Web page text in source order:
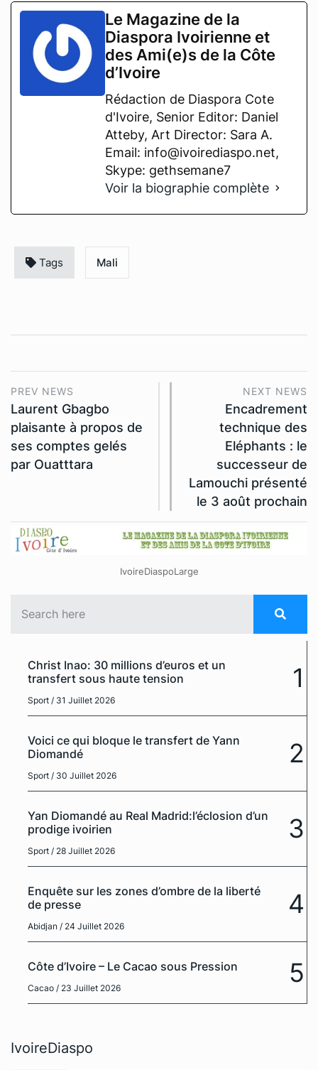
Le Magazine de la
Diaspora Ivoirienne et
des Ami(e)s de la Côte
d’Ivoire
Rédaction de Diaspora Cote
d'Ivoire, Senior Editor: Daniel
Atteby, Art Director: Sara A.
Email: info@ivoirediaspo.net,
Skype: gethsemane7
Voir la biographie complète
Tags Mali
PREV NEWS
Laurent Gbagbo
plaisante à propos de
ses comptes gelés
par Ouatttara
NEXT NEWS
Encadrement
technique des
Eléphants : le
successeur de
Lamouchi présenté
le 3 août prochain
IvoireDiaspoLarge
Christ Inao: 30 millions d’euros et un
transfert sous haute tension
Sport / 31 Juillet 2026
1
Voici ce qui bloque le transfert de Yann
Diomandé
Sport / 30 Juillet 2026
2
Yan Diomandé au Real Madrid:l’éclosion d’un
prodige ivoirien
Sport / 28 Juillet 2026
3
Enquête sur les zones d’ombre de la liberté
de presse
Abidjan / 24 Juillet 2026
4
Côte d’Ivoire – Le Cacao sous Pression
Cacao / 23 Juillet 2026 5
IvoireDiaspo